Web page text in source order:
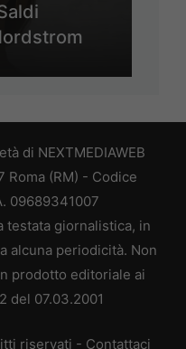
di NEXTMEDIAWEB
Roma (RM) - Codice
09689341007
testata giornalistica, in
alcuna periodicità. Non
prodotto editoriale ai
del 07.03.2001
riservati - Contattaci